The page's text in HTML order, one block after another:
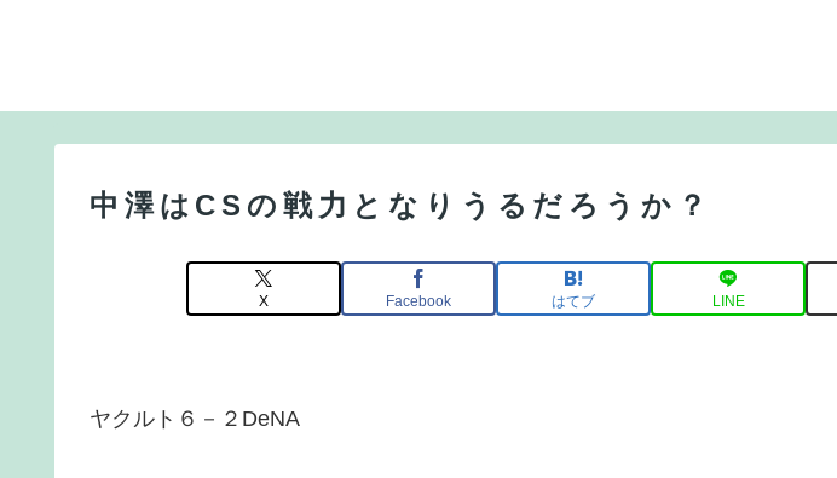
中澤はCSの戦力となりうるだろうか？
X Facebook はてブ LINE
ヤクルト６－２DeNA